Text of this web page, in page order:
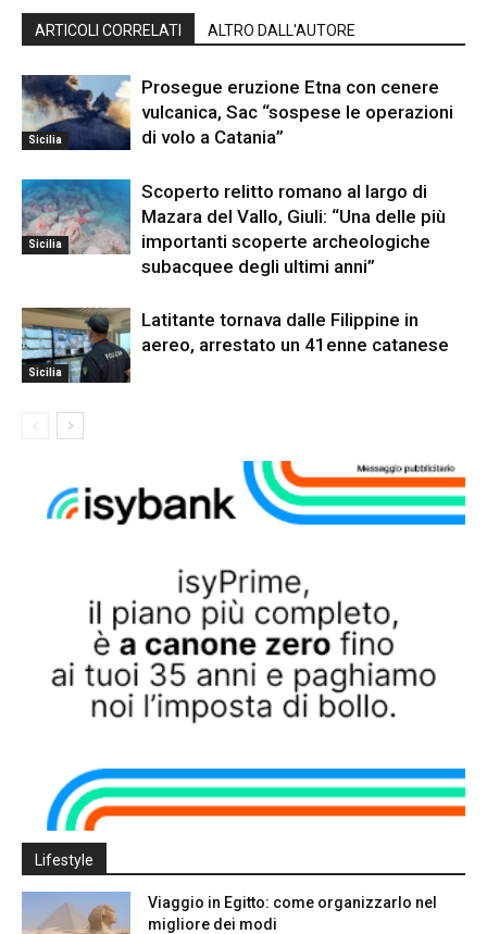
ARTICOLI CORRELATI ALTRO DALL'AUTORE
Sicilia
Prosegue eruzione Etna con cenere
vulcanica, Sac “sospese le operazioni
di volo a Catania”
Sicilia
Scoperto relitto romano al largo di
Mazara del Vallo, Giuli: “Una delle più
importanti scoperte archeologiche
subacquee degli ultimi anni”
Sicilia
Latitante tornava dalle Filippine in
aereo, arrestato un 41enne catanese
Lifestyle
Viaggio in Egitto: come organizzarlo nel
migliore dei modi